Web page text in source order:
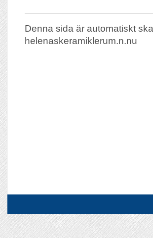
Denna sida är automatiskt
helenaskeramiklerum.n.nu